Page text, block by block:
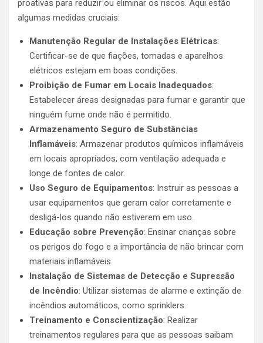
proativas para reduzir ou eliminar os riscos. Aqui estão
algumas medidas cruciais:
Manutenção Regular de Instalações Elétricas:
Certificar-se de que fiações, tomadas e aparelhos
elétricos estejam em boas condições.
Proibição de Fumar em Locais Inadequados:
Estabelecer áreas designadas para fumar e garantir que
ninguém fume onde não é permitido.
Armazenamento Seguro de Substâncias
Inflamáveis: Armazenar produtos químicos inflamáveis
em locais apropriados, com ventilação adequada e
longe de fontes de calor.
Uso Seguro de Equipamentos: Instruir as pessoas a
usar equipamentos que geram calor corretamente e
desligá-los quando não estiverem em uso.
Educação sobre Prevenção: Ensinar crianças sobre
os perigos do fogo e a importância de não brincar com
materiais inflamáveis.
Instalação de Sistemas de Detecção e Supressão
de Incêndio: Utilizar sistemas de alarme e extinção de
incêndios automáticos, como sprinklers.
Treinamento e Conscientização: Realizar
treinamentos regulares para que as pessoas saibam